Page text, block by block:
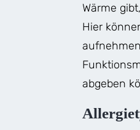
Wärme
Hier
abgeben